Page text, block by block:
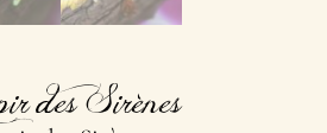
des Sirènes